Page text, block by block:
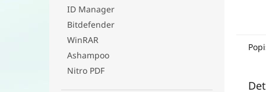
ID Manager
Bitdefender
WinRAR
Ashampoo
Nitro PDF